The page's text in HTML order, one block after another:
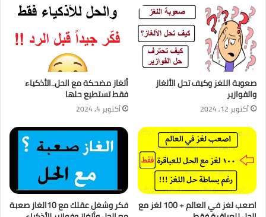
صعوبة اللغز وكيف تحل الألغاز
والفوازير
أكتوبر 12, 2024
ألغاز مضحكة مع الحل..الأذكياء
فقط تستطيع حلها
أكتوبر 4, 2024
اصعب لغز في العالم + 100 لغز مع فكر وشغل عقلك مع 10الغاز صعبة